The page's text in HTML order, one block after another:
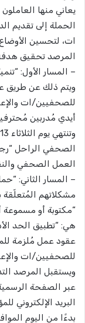
يعاني منها
الحملة إلى تقديم
ات، لتحسين
المرصد تحقيق
– المسار الأول:
ويتم ذلك عن طريق
للصحفيين/ات
الصحفي الراحل
العمل الصحفي
– المسار الثاني:
مشكلاتهم المُتعلّقة
“مكتوبة أو مسموعة
هي: “تطبيق الحد
عقود عمل مُلزمة
للصحفيين/ات
ويستقبل المرصد
عبر الصفحة
البريد الإلكتروني
بدءًا من اليوم الموافق 9 يونيو 2023، وحتى يوم 20